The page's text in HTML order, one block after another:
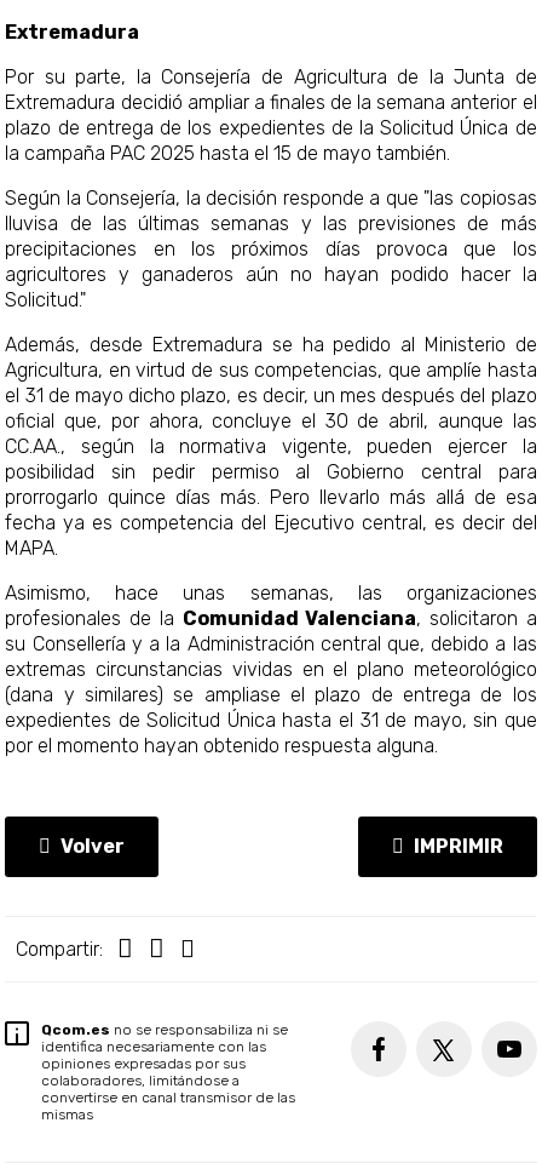
Extremadura
Por su parte, la Consejería de Agricultura de la Junta de
Extremadura decidió ampliar a finales de la semana anterior el
plazo de entrega de los expedientes de la Solicitud Única de
la campaña PAC 2025 hasta el 15 de mayo también.
Según la Consejería, la decisión responde a que "las copiosas
lluvisa de las últimas semanas y las previsiones de más
precipitaciones en los próximos días provoca que los
agricultores y ganaderos aún no hayan podido hacer la
Solicitud."
Además, desde Extremadura se ha pedido al Ministerio de
Agricultura, en virtud de sus competencias, que amplíe hasta
el 31 de mayo dicho plazo, es decir, un mes después del plazo
oficial que, por ahora, concluye el 30 de abril, aunque las
CC.AA., según la normativa vigente, pueden ejercer la
posibilidad sin pedir permiso al Gobierno central para
prorrogarlo quince días más. Pero llevarlo más allá de esa
fecha ya es competencia del Ejecutivo central, es decir del
MAPA.
Asimismo, hace unas semanas, las organizaciones
profesionales de la Comunidad Valenciana, solicitaron a
su Consellería y a la Administración central que, debido a las
extremas circunstancias vividas en el plano meteorológico
(dana y similares) se ampliase el plazo de entrega de los
expedientes de Solicitud Única hasta el 31 de mayo, sin que
por el momento hayan obtenido respuesta alguna.
Volver IMPRIMIR
Compartir:
Qcom.es no se responsabiliza ni se
identifica necesariamente con las
opiniones expresadas por sus
colaboradores, limitándose a
convertirse en canal transmisor de las
mismas